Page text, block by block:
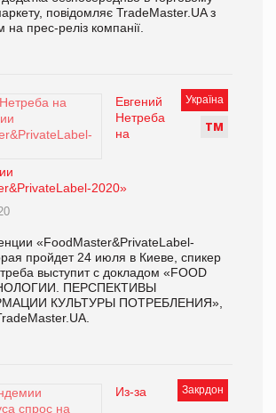
повідомляє TradeMaster.UA з
прес-реліз компанії.
Україна
ТМ
Евгений
Нетреба
на
2020»
«FoodMaster&PrivateLabel-
пройдет 24 июля в Киеве, спикер
выступит с докладом «FOOD
ПЕРСПЕКТИВЫ
КУЛЬТУРЫ ПОТРЕБЛЕНИЯ»,
Закрдон
Из-за